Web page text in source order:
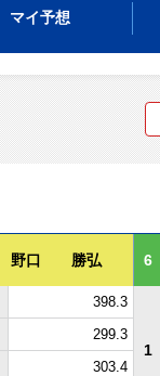
マイ予想
野口 勝弘 6
398.3
1
299.3
303.4